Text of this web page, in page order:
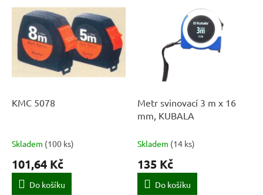
d
KMC 5078
Skladem (100 ks)
101,64 Kč
Do košíku
Metr svinovací 3 m x 16
mm, KUBALA
Skladem (14 ks)
135 Kč
Do košíku